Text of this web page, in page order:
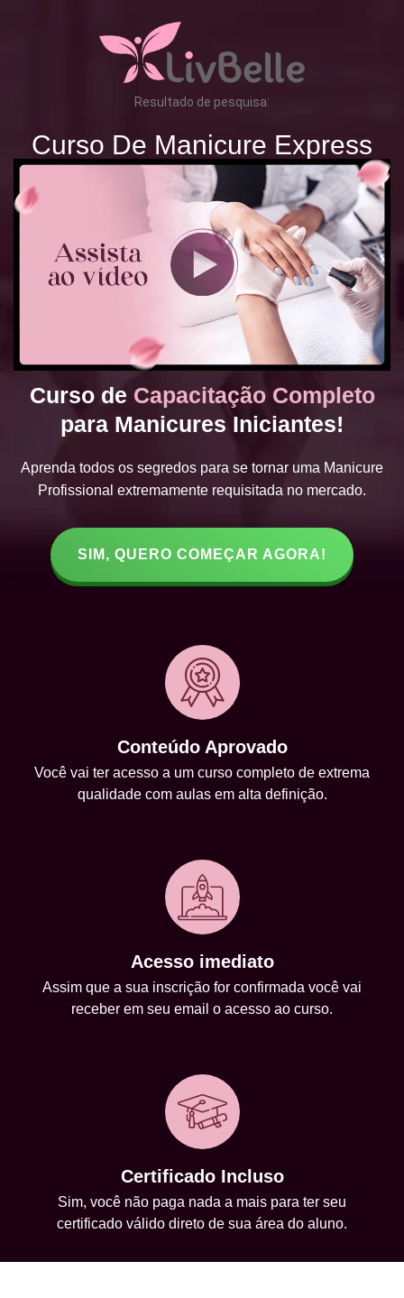
Resultado de pesquisa:
Curso De Manicure Express
Curso de Capacitação Completo
para Manicures Iniciantes!
Aprenda todos os segredos para se tornar uma Manicure
Profissional extremamente requisitada no mercado.
SIM, QUERO COMEÇAR AGORA!
Conteúdo Aprovado
Você vai ter acesso a um curso completo de extrema
qualidade com aulas em alta definição.
Acesso imediato
Assim que a sua inscrição for confirmada você vai
receber em seu email o acesso ao curso.
Certificado Incluso
Sim, você não paga nada a mais para ter seu
certificado válido direto de sua área do aluno.